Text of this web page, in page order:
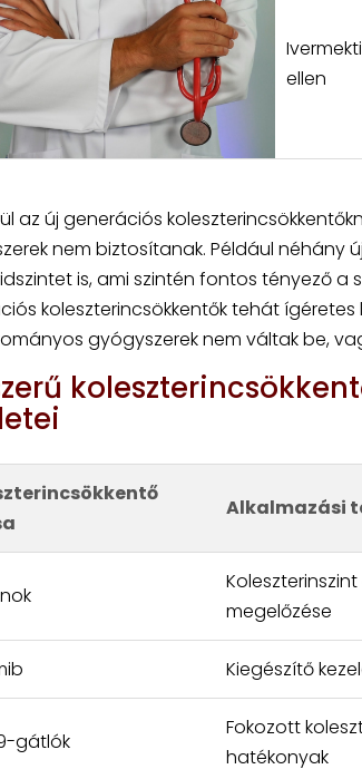
ellen
az új generációs
nem biztosítanak. Például néhány
is, ami szintén fontos tényező a
koleszterincsökkentők tehát
gyógyszerek nem váltak be,
Alkalmazási
megelőzése
Kiegészítő
gátlók
Fokozott
hatékonyak